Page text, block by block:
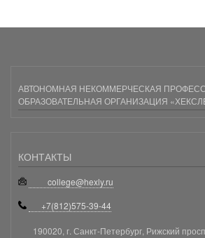
АВТОНОМНАЯ НЕКОММЕРЧЕСКАЯ
ОБРАЗОВАТЕЛЬНАЯ ОРГАНИЗАЦИЯ
КОНТАКТЫ
college@hexly.ru
+7(812)575-39-44
190020, г. Санкт-Петербург, Рижский